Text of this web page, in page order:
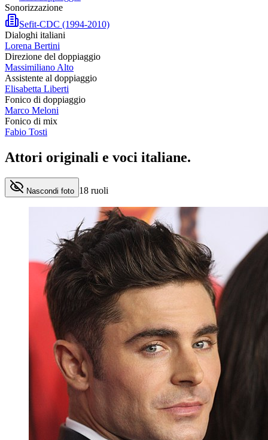
Sonorizzazione
Sefit-CDC (1994-2010)
Dialoghi italiani
Lorena Bertini
Direzione del doppiaggio
Massimiliano Alto
Assistente al doppiaggio
Elisabetta Liberti
Fonico di doppiaggio
Marco Meloni
Fonico di mix
Fabio Tosti
Attori originali e voci italiane.
Nascondi foto 18 ruoli